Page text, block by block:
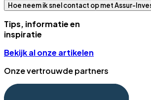
Hoe neem ik snel contact op met Assur-
Tips, informatie en
inspiratie
Bekijk al onze artikelen
Onze vertrouwde partners